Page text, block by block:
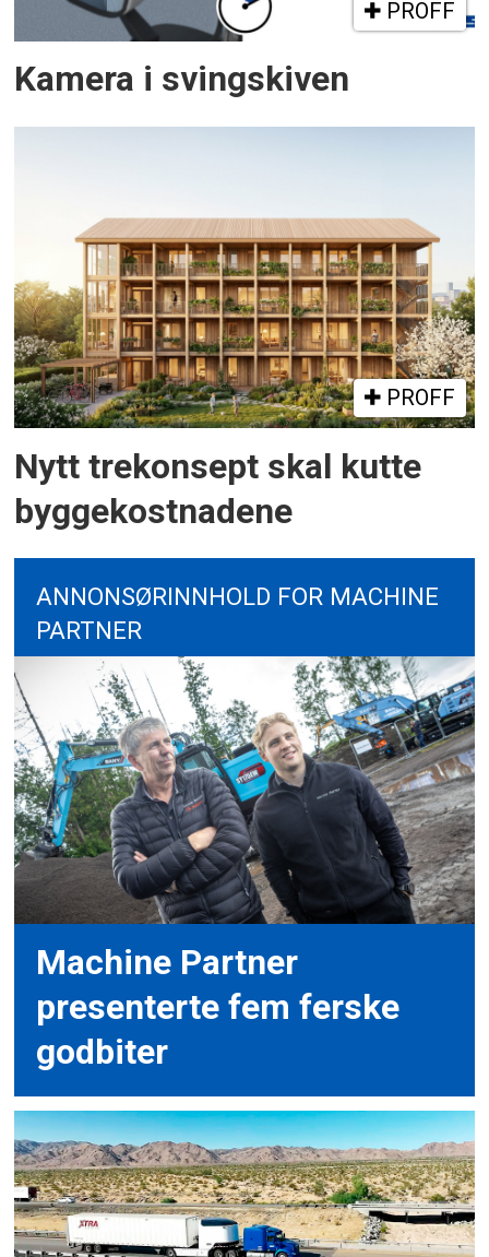
PROFF
Kamera i svingskiven
PROFF
Nytt trekonsept skal kutte
byggekostnadene
ANNONSØRINNHOLD FOR MACHINE
PARTNER
Machine Partner
presenterte fem ferske
godbiter